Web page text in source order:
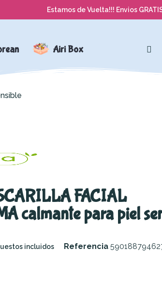
Estamos de Vuelta!!! Envios
Airi Box
FACIAL
calmante para piel
incluidos Referencia